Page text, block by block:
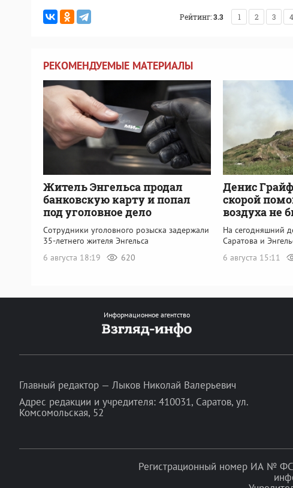
Рейтинг:3.3 1 2 3 4
РЕКОМЕНДУЕМЫЕ МАТЕРИАЛЫ
Житель Энгельса продал
банковскую карту и попал
под уголовное дело
Сотрудники уголовного розыска задержали
35-летнего жителя Энгельса
6 августа 18:19
620
Денис
скорой
воздуха не
На сегодняшний
Саратова и
6 августа 15:11
Информационное агентство
Главный редактор — Лыков Николай Валерьевич
Адрес редакции и учредителя: 410031, Саратов, ул.
Комсомольская, 52
Регистрационный номер ИА №